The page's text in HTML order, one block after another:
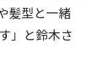
髪型と一緒
」と鈴木さ